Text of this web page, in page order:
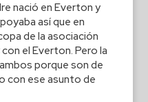
nació en Everton y
así que en
de la asociación
el Everton. Pero la
porque son de
con ese asunto de